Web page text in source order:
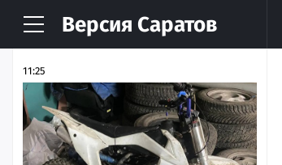
Версия Саратов
НОВОСТИ АРХИВ
11:25